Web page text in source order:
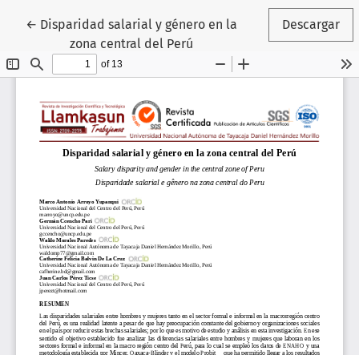
← Volver a los detalles del artículo
Disparidad salarial y género en la
zona central del Perú
Descargar